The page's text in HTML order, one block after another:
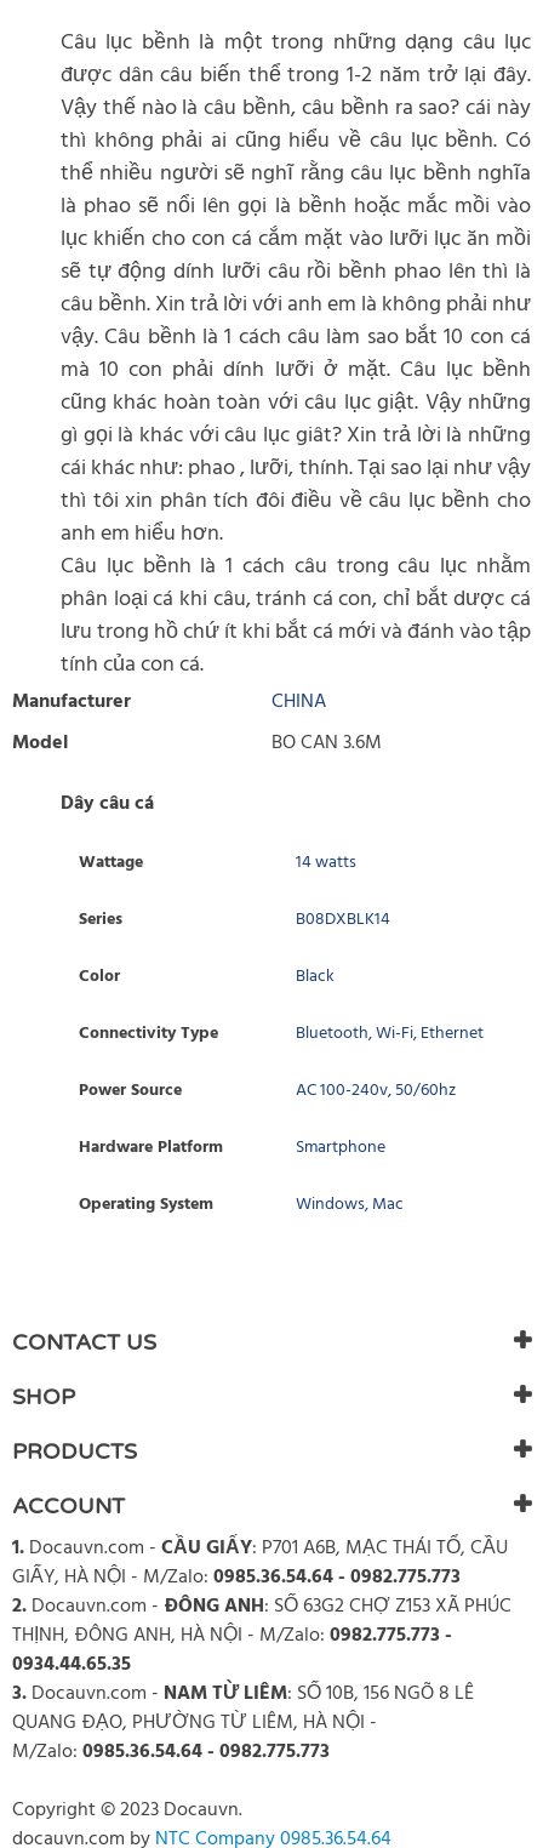
Câu lục bềnh là một trong những dạng câu lục
được dân câu biến thể trong 1-2 năm trở lại đây.
Vậy thế nào là câu bềnh, câu bềnh ra sao? cái này
thì không phải ai cũng hiểu về câu lục bềnh. Có
thể nhiều người sẽ nghĩ rằng câu lục bềnh nghĩa
là phao sẽ nổi lên gọi là bềnh hoặc mắc mồi vào
lục khiến cho con cá cắm mặt vào lưỡi lục ăn mồi
sẽ tự động dính lưỡi câu rồi bềnh phao lên thì là
câu bềnh. Xin trả lời với anh em là không phải như
vậy. Câu bềnh là 1 cách câu làm sao bắt 10 con cá
mà 10 con phải dính lưỡi ở mặt. Câu lục bềnh
cũng khác hoàn toàn với câu lục giật. Vậy những
gì gọi là khác với câu lục giât? Xin trả lời là những
cái khác như: phao , lưỡi, thính. Tại sao lại như vậy
thì tôi xin phân tích đôi điều về câu lục bềnh cho
anh em hiểu hơn.
Câu lục bềnh là 1 cách câu trong câu lục nhằm
phân loại cá khi câu, tránh cá con, chỉ bắt dược cá
lưu trong hồ chứ ít khi bắt cá mới và đánh vào tập
tính của con cá.
Manufacturer
CHINA
Model
BO CAN 3.6M
Dây câu cá
Wattage 14 watts
Series B08DXBLK14
Color Black
Connectivity Type Bluetooth, Wi-Fi, Ethernet
Power Source AC 100-240v, 50/60hz
Hardware Platform Smartphone
Operating System Windows, Mac
There are currently no product reviews. Be the first who write
review
CONTACT US
SHOP
PRODUCTS
ACCOUNT
1.Docauvn.com -CẦU GIẤY: P701 A6B, MẠC THÁI TỔ, CẦU
GIẤY, HÀ NỘI - M/Zalo:0985.36.54.64 - 0982.775.773
2.Docauvn.com - ĐÔNG ANH: SỐ 63G2 CHỢ Z153 XÃ PHÚC
THỊNH, ĐÔNG ANH, HÀ NỘI - M/Zalo:0982.775.773 -
0934.44.65.35
3.Docauvn.com - NAM TỪ LIÊM: SỐ 10B, 156 NGÕ 8 LÊ
QUANG ĐẠO, PHƯỜNG TỪ LIÊM, HÀ NỘI -
M/Zalo:0985.36.54.64 - 0982.775.773
Copyright © 2023 Docauvn.
docauvn.com byNTC Company 0985.36.54.64